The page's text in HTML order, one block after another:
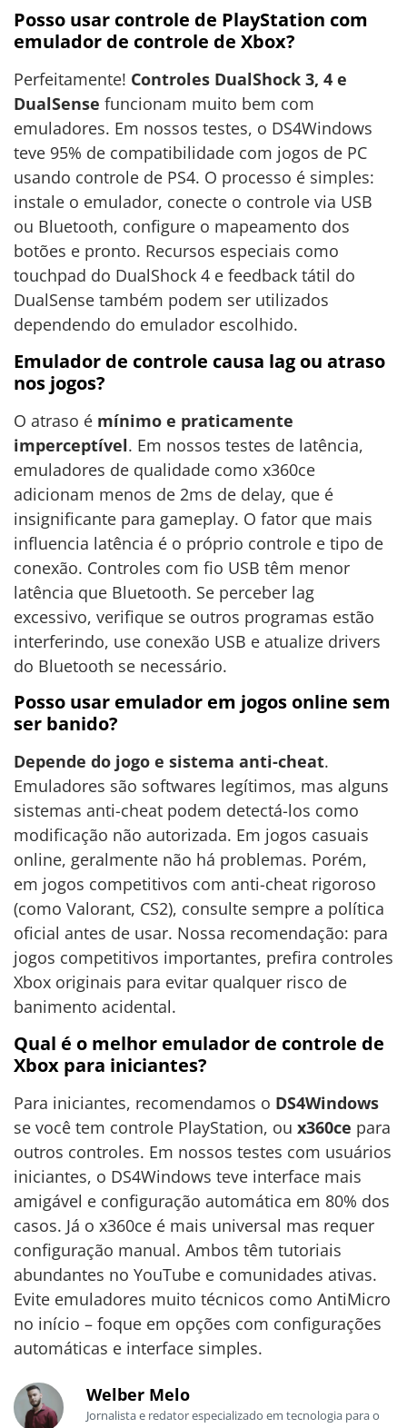
Posso usar controle de PlayStation com
emulador de controle de Xbox?
Perfeitamente! Controles DualShock 3, 4 e
DualSense funcionam muito bem com
emuladores. Em nossos testes, o DS4Windows
teve 95% de compatibilidade com jogos de PC
usando controle de PS4. O processo é simples:
instale o emulador, conecte o controle via USB
ou Bluetooth, configure o mapeamento dos
botões e pronto. Recursos especiais como
touchpad do DualShock 4 e feedback tátil do
DualSense também podem ser utilizados
dependendo do emulador escolhido.
Emulador de controle causa lag ou atraso
nos jogos?
O atraso é mínimo e praticamente
imperceptível. Em nossos testes de latência,
emuladores de qualidade como x360ce
adicionam menos de 2ms de delay, que é
insignificante para gameplay. O fator que mais
influencia latência é o próprio controle e tipo de
conexão. Controles com fio USB têm menor
latência que Bluetooth. Se perceber lag
excessivo, verifique se outros programas estão
interferindo, use conexão USB e atualize drivers
do Bluetooth se necessário.
Posso usar emulador em jogos online sem
ser banido?
Depende do jogo e sistema anti-cheat.
Emuladores são softwares legítimos, mas alguns
sistemas anti-cheat podem detectá-los como
modificação não autorizada. Em jogos casuais
online, geralmente não há problemas. Porém,
em jogos competitivos com anti-cheat rigoroso
(como Valorant, CS2), consulte sempre a política
oficial antes de usar. Nossa recomendação: para
jogos competitivos importantes, prefira controles
Xbox originais para evitar qualquer risco de
banimento acidental.
Qual é o melhor emulador de controle de
Xbox para iniciantes?
Para iniciantes, recomendamos o DS4Windows
se você tem controle PlayStation, ou x360ce para
outros controles. Em nossos testes com usuários
iniciantes, o DS4Windows teve interface mais
amigável e configuração automática em 80% dos
casos. Já o x360ce é mais universal mas requer
configuração manual. Ambos têm tutoriais
abundantes no YouTube e comunidades ativas.
Evite emuladores muito técnicos como AntiMicro
no início – foque em opções com configurações
automáticas e interface simples.
Welber Melo
Jornalista e redator especializado em tecnologia para o